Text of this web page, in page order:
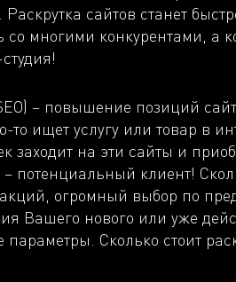
Раскрутка сайтов станет
со многими конкурентами, а
– повышение позиций
то ищет услугу или товар
заходит на эти сайты и
потенциальный клиент!
огромный выбор по
Вашего нового или уже
Сколько стоит